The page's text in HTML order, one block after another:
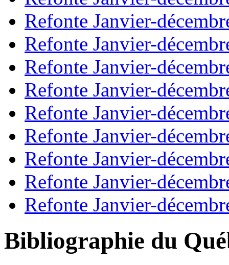
Refonte Janvier-
Refonte Janvier-
Refonte Janvier-
Refonte Janvier-
Refonte Janvier-
Refonte Janvier-
Refonte Janvier-
Refonte Janvier-
Refonte Janvier-
Bibliographie du